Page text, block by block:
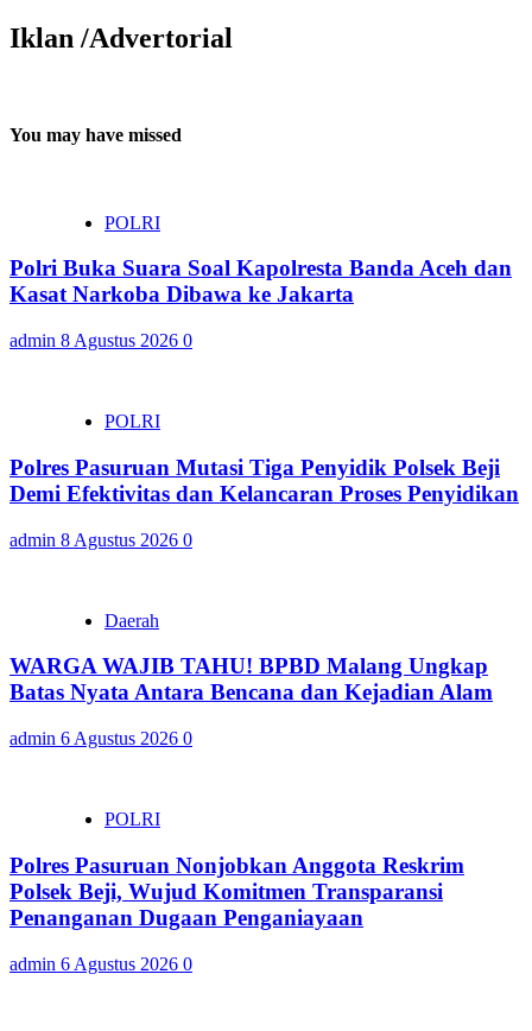
Iklan /Advertorial
You may have missed
POLRI
Polri Buka Suara Soal Kapolresta Banda Aceh dan
Kasat Narkoba Dibawa ke Jakarta
admin 8 Agustus 2026 0
POLRI
Polres Pasuruan Mutasi Tiga Penyidik Polsek Beji
Demi Efektivitas dan Kelancaran Proses Penyidikan
admin 8 Agustus 2026 0
Daerah
WARGA WAJIB TAHU! BPBD Malang Ungkap
Batas Nyata Antara Bencana dan Kejadian Alam
admin 6 Agustus 2026 0
POLRI
Polres Pasuruan Nonjobkan Anggota Reskrim
Polsek Beji, Wujud Komitmen Transparansi
Penanganan Dugaan Penganiayaan
admin 6 Agustus 2026 0